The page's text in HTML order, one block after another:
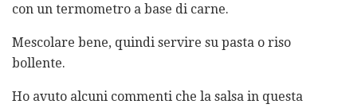
con un termometro a base di carne.
Mescolare bene, quindi servire su pasta o riso
bollente.
Ho avuto alcuni commenti che la salsa in questa